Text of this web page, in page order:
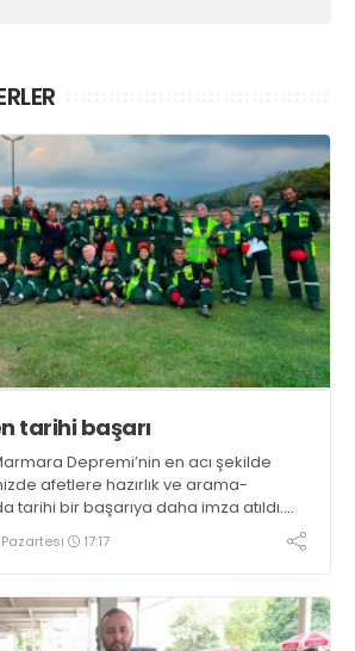
tarihi başarı
Depremi’nin en acı şekilde
afetlere hazırlık ve arama-
tarihi bir başarıya daha imza atıldı.
Derneği (GESOTİM),
kurtarma ekibinin akreditasyon
17:17